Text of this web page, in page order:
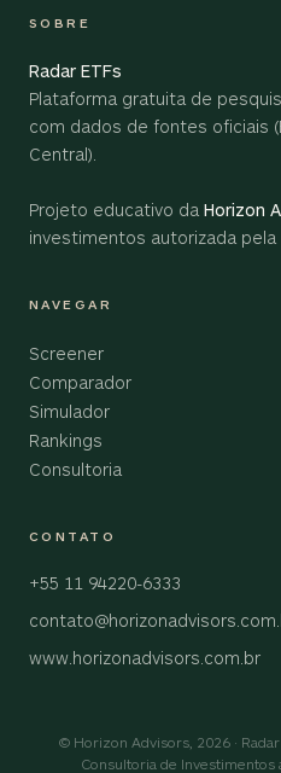
SOBRE
Radar ETFs
Plataforma gratuita de
com dados de fontes oficiais
Central).
Projeto educativo da Horizon
investimentos autorizada pela
NAVEGAR
Screener
Comparador
Simulador
Rankings
Consultoria
CONTATO
+55 11 94220-6333
www.horizonadvisors.com.br
© Horizon Advisors, 2026 ·
Consultoria de Investimentos